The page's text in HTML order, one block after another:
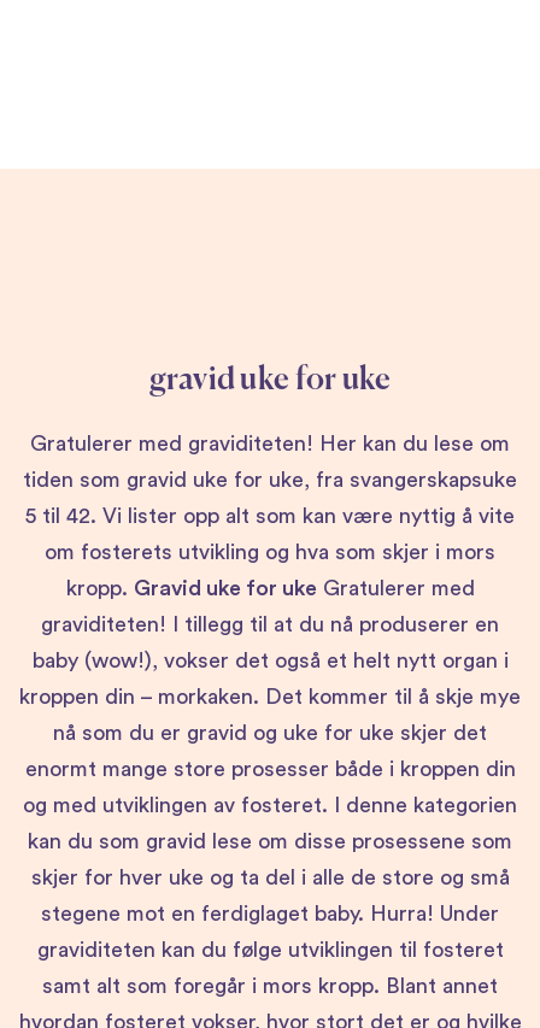
gravid uke for uke
Gratulerer med graviditeten! Her kan du lese om
tiden som gravid uke for uke, fra svangerskapsuke
5 til 42. Vi lister opp alt som kan være nyttig å vite
om fosterets utvikling og hva som skjer i mors
kropp. Gravid uke for uke Gratulerer med
graviditeten! I tillegg til at du nå produserer en
baby (wow!), vokser det også et helt nytt organ i
kroppen din – morkaken. Det kommer til å skje mye
nå som du er gravid og uke for uke skjer det
enormt mange store prosesser både i kroppen din
og med utviklingen av fosteret. I denne kategorien
kan du som gravid lese om disse prosessene som
skjer for hver uke og ta del i alle de store og små
stegene mot en ferdiglaget baby. Hurra! Under
graviditeten kan du følge utviklingen til fosteret
samt alt som foregår i mors kropp. Blant annet
hvordan fosteret vokser, hvor stort det er og hvilke